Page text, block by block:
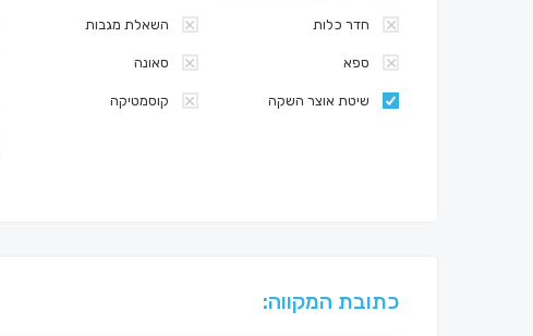
השאלת מגבות חדר כלות
סאונה ספא
קוסמטיקה שיטת אוצר השקה
כתובת המקווה: